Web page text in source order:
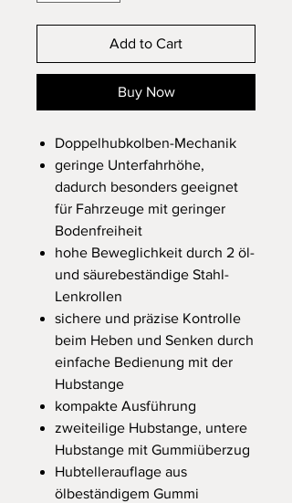
Add to Cart
Buy Now
Doppelhubkolben-Mechanik
geringe Unterfahrhöhe,
dadurch besonders geeignet
für Fahrzeuge mit geringer
Bodenfreiheit
hohe Beweglichkeit durch 2 öl-
und säurebeständige Stahl-
Lenkrollen
sichere und präzise Kontrolle
beim Heben und Senken durch
einfache Bedienung mit der
Hubstange
kompakte Ausführung
zweiteilige Hubstange, untere
Hubstange mit Gummiüberzug
Hubtellerauflage aus
ölbeständigem Gummi